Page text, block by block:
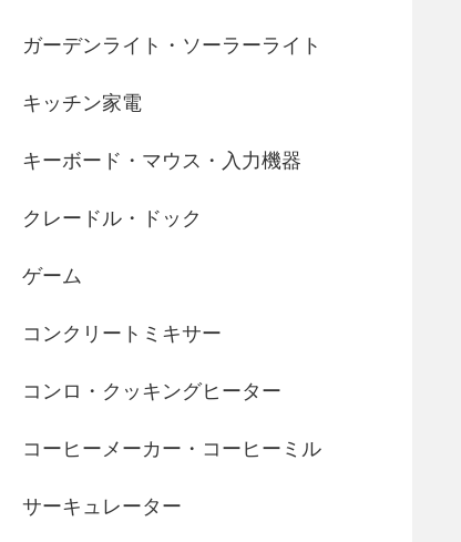
ガーデンライト・ソーラーライト
キッチン家電
キーボード・マウス・入力機器
クレードル・ドック
ゲーム
コンクリートミキサー
コンロ・クッキングヒーター
コーヒーメーカー・コーヒーミル
サーキュレーター